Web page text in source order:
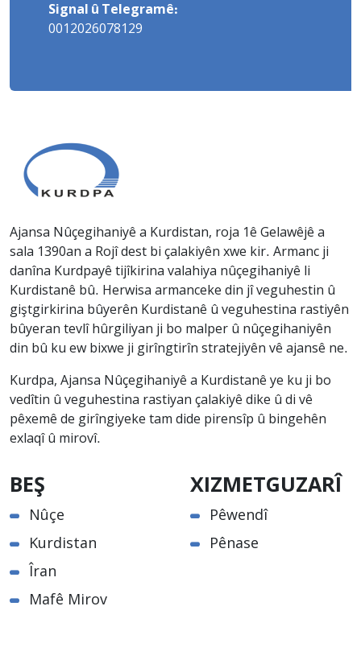
Signal û Telegramê:
0012026078129
Ajansa Nûçegihaniyê a Kurdistan, roja 1ê Gelawêjê a
sala 1390an a Rojî dest bi çalakiyên xwe kir. Armanc ji
danîna Kurdpayê tijîkirina valahiya nûçegihaniyê li
Kurdistanê bû. Herwisa armanceke din jî veguhestin û
giştgirkirina bûyerên Kurdistanê û veguhestina rastiyên
bûyeran tevlî hûrgiliyan ji bo malper û nûçegihaniyên
din bû ku ew bixwe ji girîngtirîn stratejiyên vê ajansê ne.
Kurdpa, Ajansa Nûçegihaniyê a Kurdistanê ye ku ji bo
vedîtin û veguhestina rastiyan çalakiyê dike û di vê
pêxemê de girîngiyeke tam dide pirensîp û bingehên
exlaqî û mirovî.
BEŞ
Nûçe
Kurdistan
Îran
Mafê Mirov
XIZMETGUZARÎ
Pêwendî
Pênase